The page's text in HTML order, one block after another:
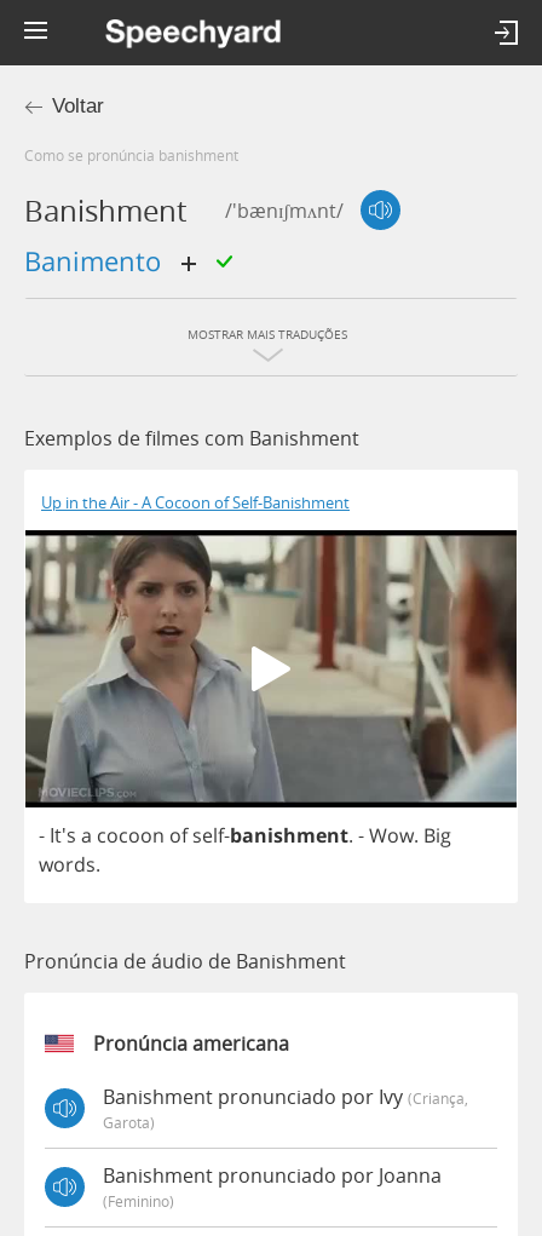
Voltar
Como se pronúncia banishment
Banishment /'bænɪʃmʌnt/
banimento
MOSTRAR MAIS TRADUÇÕES
Exemplos de filmes com Banishment
Up in the Air - A Cocoon of Self-Banishment
- It's a cocoon of self-banishment. -Wow. Big
words.
Pronúncia de áudio de Banishment
Pronúncia americana
Banishment pronunciado por Ivy (criança,
Garota)
Banishment pronunciado por Joanna
(feminino)